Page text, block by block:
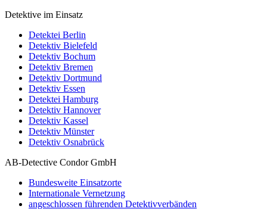
Detektive im Einsatz
Detektei Berlin
Detektiv Bielefeld
Detektiv Bochum
Detektiv Bremen
Detektiv Dortmund
Detektiv Essen
Detektei Hamburg
Detektiv Hannover
Detektiv Kassel
Detektiv Münster
Detektiv Osnabrück
AB-Detective Condor GmbH
Bundesweite Einsatzorte
Internationale Vernetzung
angeschlossen führenden Detektivverbänden